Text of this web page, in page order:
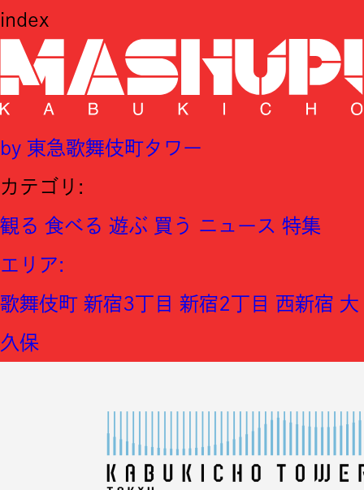
index
by 東急歌舞伎町タワー
カテゴリ:
観る 食べる 遊ぶ 買う ニュース 特集
エリア:
歌舞伎町 新宿3丁目 新宿2丁目 西新宿 大
久保